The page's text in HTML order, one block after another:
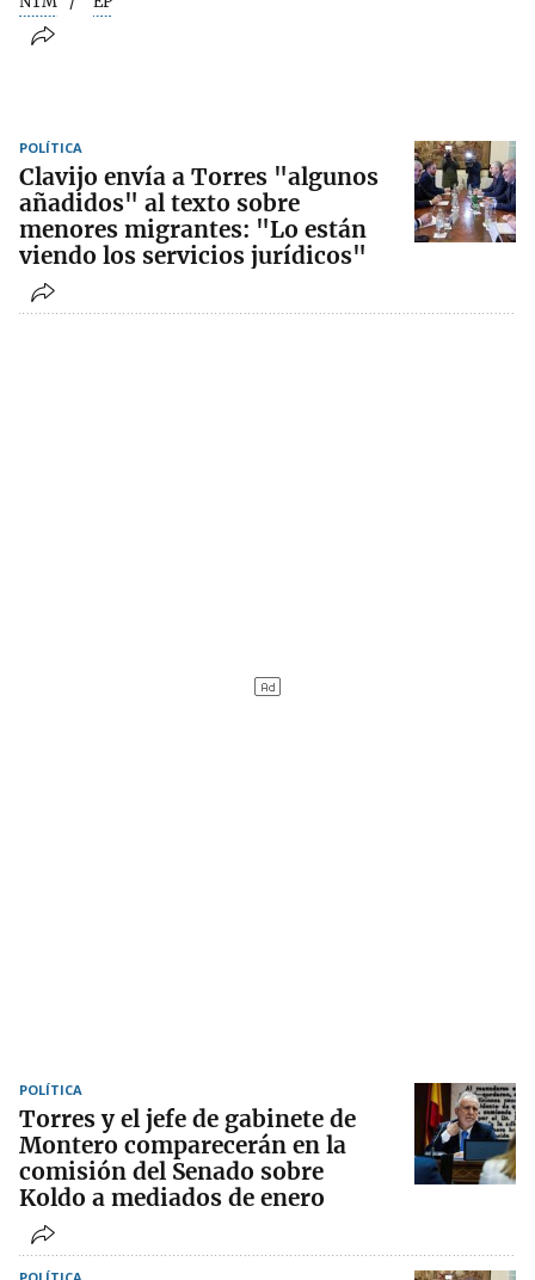
POLÍTICA
Clavijo envía a Torres "algunos
añadidos" al texto sobre
menores migrantes: "Lo están
viendo los servicios jurídicos"
POLÍTICA
Torres y el jefe de gabinete de
Montero comparecerán en la
comisión del Senado sobre
Koldo a mediados de enero